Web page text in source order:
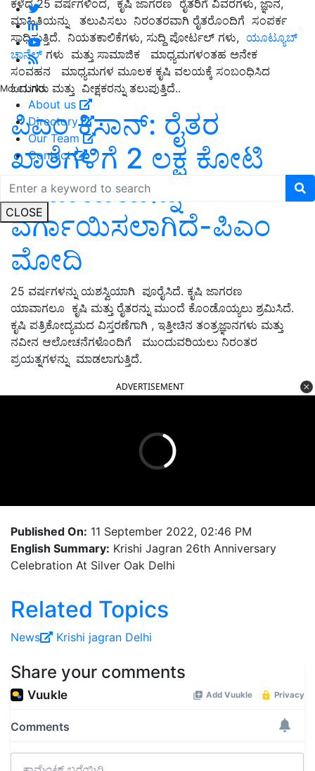
More Links
About us
Directory
Our Team
Contact
CLOSE
ಕಳೆದ 25 ವರ್ಷಗಳಿಂದ, ಕೃಷಿ ಜಾಗರಣ ರೈತರಿಗೆ ವಿವರಗಳು, ಜ್ಞಾನ,
ಮಾಹಿತಿಯನ್ನು ತಲುಪಿಸಲು ನಿರಂತರವಾಗಿ ರೈತರೊಂದಿಗೆ ಸಂಪರ್ಕ
ಸಾಧಿಸುತ್ತಿದೆ. ನಿಯತಕಾಲಿಕೆಗಳು, ಸುದ್ದಿ ಪೋರ್ಟಲ್ ಗಳು, ಯೂಟ್ಯೂಬ್
ಚಾನೆಲ್ ಗಳು ಮತ್ತು ಸಾಮಾಜಿಕ ಮಾಧ್ಯಮಗಳಂತಹ ಅನೇಕ
ಸಂವಹನ ಮಾಧ್ಯಮಗಳ ಮೂಲಕ ಕೃಷಿ ವಲಯಕ್ಕೆ ಸಂಬಂಧಿಸಿದ
ಓದುಗರು ಮತ್ತು ವೀಕ್ಷಕರನ್ನು ತಲುಪುತ್ತಿದೆ..
ಪಿಎಂ ಕಿಸಾನ್‌: ರೈತರ
ಖಾತೆಗಳಿಗೆ 2 ಲಕ್ಷ ಕೋಟಿ
ರೂಪಾಯಿಯನ್ನು
ವರ್ಗಾಯಿಸಲಾಗಿದೆ-ಪಿಎಂ
ಮೋದಿ
25 ವರ್ಷಗಳನ್ನು ಯಶಸ್ವಿಯಾಗಿ ಪೂರೈಸಿದೆ. ಕೃಷಿ ಜಾಗರಣ
ಯಾವಾಗಲೂ ಕೃಷಿ ಮತ್ತು ರೈತರನ್ನು ಮುಂದೆ ಕೊಂಡೊಯ್ಯಲು ಶ್ರಮಿಸಿದೆ.
ಕೃಷಿ ಪತ್ರಿಕೋದ್ಯಮದ ವಿಸ್ತರಣೆಗಾಗಿ , ಇತ್ತೀಚಿನ ತಂತ್ರಜ್ಞಾನಗಳು ಮತ್ತು
ನವೀನ ಆಲೋಚನೆಗಳೊಂದಿಗೆ ಮುಂದುವರಿಯಲು ನಿರಂತರ
ಪ್ರಯತ್ನಗಳನ್ನು ಮಾಡಲಾಗುತ್ತಿದೆ.
ADVERTISEMENT
Published On: 11 September 2022, 02:46 PM
English Summary: Krishi Jagran 26th Anniversary
Celebration At Silver Oak Delhi
Related Topics
News Krishi jagran Delhi
Share your comments